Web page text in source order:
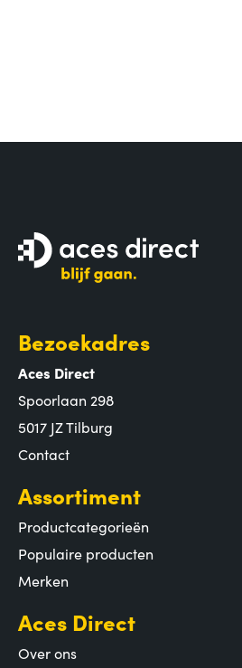
Bezoekadres
Aces Direct
Spoorlaan 298
5017 JZ Tilburg
Contact
Assortiment
Productcategorieën
Populaire producten
Merken
Aces Direct
Over ons